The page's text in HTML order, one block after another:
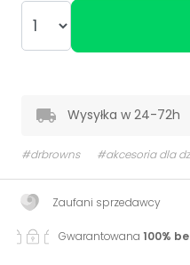
Wysyłka w 24-72h
#drbrowns #akcesoria dla
Zaufani sprzedawcy
Gwarantowana 100%